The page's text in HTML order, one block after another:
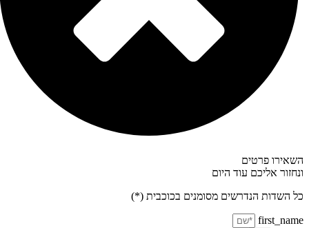
פרטים
אליכם עוד היום
השדות הנדרשים מסומנים בכוכבית (*)